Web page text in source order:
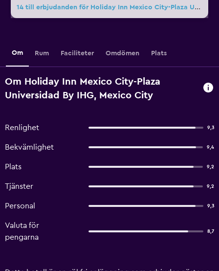
14 till erbjudanden för Holiday Inn Mexico City-Plaza Universidad By IHG
Om Rum Faciliteter Omdömen Plats
Om Holiday Inn Mexico City-Plaza
Universidad By IHG, Mexico City
Renlighet 9,3
Bekvämlighet 9,4
Plats 9,2
Tjänster 9,2
Personal 9,3
Valuta för
pengarna
8,7